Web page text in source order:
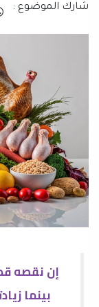
شارك الموضوع :
إن نقصه
بينما